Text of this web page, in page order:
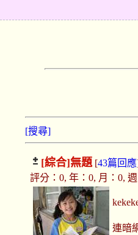
[搜尋]
[綜合]無題 [43篇回應
評分：0, 年：0, 月：0,
連暗